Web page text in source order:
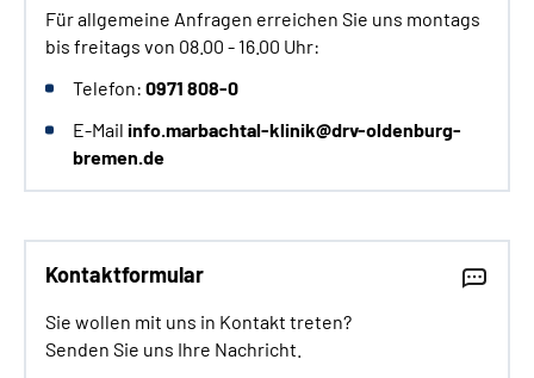
Für allgemeine Anfragen erreichen Sie uns montags
bis freitags von 08.00 - 16.00 Uhr:
Telefon: 0971 808-0
E-Mail info.marbachtal-klinik@drv-oldenburg-
bremen.de
Kontaktformular
Sie wollen mit uns in Kontakt treten?
Senden Sie uns Ihre Nachricht.